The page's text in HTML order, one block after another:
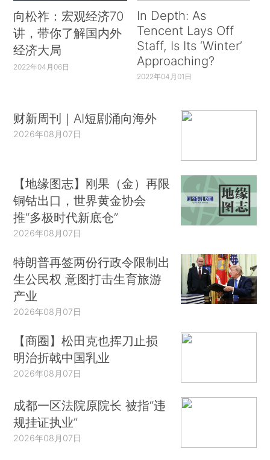
向松祚：宏观经济70
讲，带你了解国内外
经济大局
2022年04月06日
In Depth: As
Tencent Lays Off
Staff, Is Its ‘Winter’
Approaching?
2022年04月01日
财新周刊｜AI短剧涌向海外
2026年08月07日
【地缘图志】刚果（金）再限
铜钴出口，世界黄金协会
推“多极时代新底仓”
2026年08月07日
特朗普再签两份行政令限制出
生公民权 意图打击生育旅游
产业
2026年08月07日
【商圈】松田克也挥刀止损
明治折戟中国乳业
2026年08月07日
成都一区法院原院长 被指“违
规挂证执业”
2026年08月07日